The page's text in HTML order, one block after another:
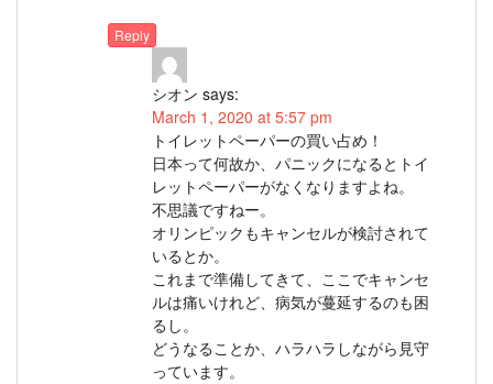
Reply
シオン says:
March 1, 2020 at 5:57 pm
トイレットペーパーの買い占め！
日本って何故か、パニックになるとトイ
レットペーパーがなくなりますよね。
不思議ですねー。
オリンピックもキャンセルが検討されて
いるとか。
これまで準備してきて、ここでキャンセ
ルは痛いけれど、病気が蔓延するのも困
るし。
どうなることか、ハラハラしながら見守
っています。